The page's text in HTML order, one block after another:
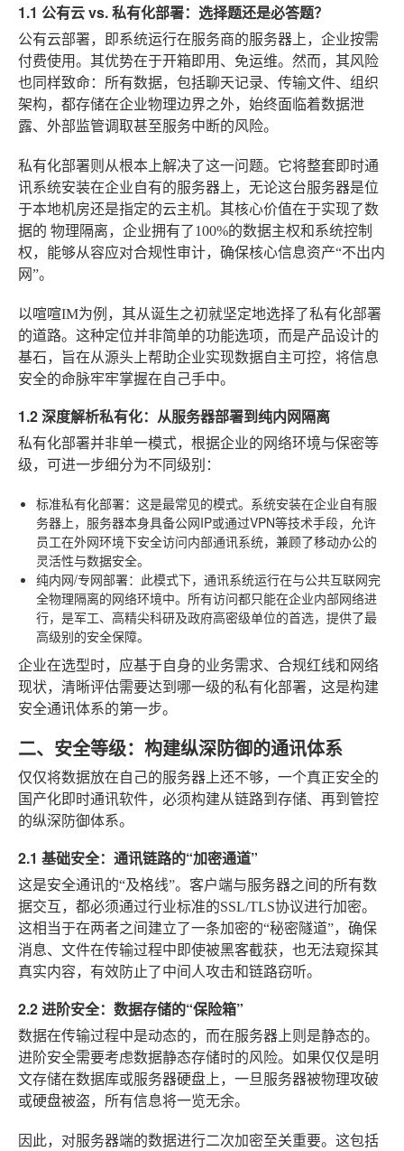
1.1 公有云 vs. 私有化部署：选择题还是必答题？
公有云部署，即系统运行在服务商的服务器上，企业按需
付费使用。其优势在于开箱即用、免运维。然而，其风险
也同样致命：所有数据，包括聊天记录、传输文件、组织
架构，都存储在企业物理边界之外，始终面临着数据泄
露、外部监管调取甚至服务中断的风险。
私有化部署则从根本上解决了这一问题。它将整套即时通
讯系统安装在企业自有的服务器上，无论这台服务器是位
于本地机房还是指定的云主机。其核心价值在于实现了数
据的 物理隔离，企业拥有了100%的数据主权和系统控制
权，能够从容应对合规性审计，确保核心信息资产“不出内
网”。
以喧喧IM为例，其从诞生之初就坚定地选择了私有化部署
的道路。这种定位并非简单的功能选项，而是产品设计的
基石，旨在从源头上帮助企业实现数据自主可控，将信息
安全的命脉牢牢掌握在自己手中。
1.2 深度解析私有化：从服务器部署到纯内网隔离
私有化部署并非单一模式，根据企业的网络环境与保密等
级，可进一步细分为不同级别：
标准私有化部署：这是最常见的模式。系统安装在企业自有服
务器上，服务器本身具备公网IP或通过VPN等技术手段，允许
员工在外网环境下安全访问内部通讯系统，兼顾了移动办公的
灵活性与数据安全。
纯内网/专网部署：此模式下，通讯系统运行在与公共互联网完
全物理隔离的网络环境中。所有访问都只能在企业内部网络进
行，是军工、高精尖科研及政府高密级单位的首选，提供了最
高级别的安全保障。
企业在选型时，应基于自身的业务需求、合规红线和网络
现状，清晰评估需要达到哪一级的私有化部署，这是构建
安全通讯体系的第一步。
二、安全等级：构建纵深防御的通讯体系
仅仅将数据放在自己的服务器上还不够，一个真正安全的
国产化即时通讯软件，必须构建从链路到存储、再到管控
的纵深防御体系。
2.1 基础安全：通讯链路的“加密通道”
这是安全通讯的“及格线”。客户端与服务器之间的所有数
据交互，都必须通过行业标准的SSL/TLS协议进行加密。
这相当于在两者之间建立了一条加密的“秘密隧道”，确保
消息、文件在传输过程中即使被黑客截获，也无法窥探其
真实内容，有效防止了中间人攻击和链路窃听。
2.2 进阶安全：数据存储的“保险箱”
数据在传输过程中是动态的，而在服务器上则是静态的。
进阶安全需要考虑数据静态存储时的风险。如果仅仅是明
文存储在数据库或服务器硬盘上，一旦服务器被物理攻破
或硬盘被盗，所有信息将一览无余。
因此，对服务器端的数据进行二次加密至关重要。这包括